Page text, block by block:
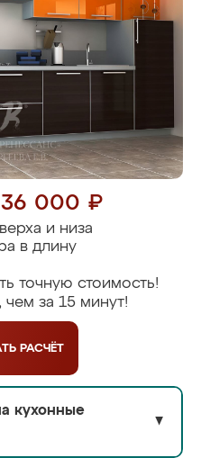
000 ₽
и низа
в длину
точную стоимость!
за 15 минут!
РАСЧЁТ
кухонные
▼